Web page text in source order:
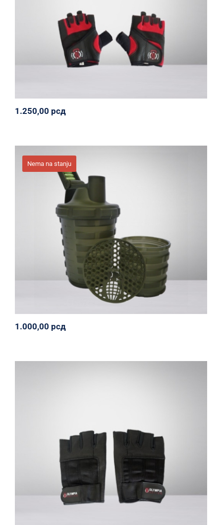
Olympia Nation Svi proizvodi
1.250,00 рсд
1.250,00 рсд
Nema na stanju
Grenade® Shaker
Grenade Oprema
1.000,00рсд
1.000,00 рсд
Kožne rukavice
Olympia Nation Oprema Svi proizvodi
850,00 рсд